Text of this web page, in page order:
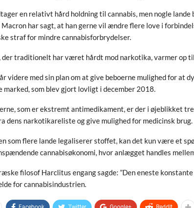
en relativt hård holdning til cannabis, men nogle lande
Macron har sagt, at han gerne vil ændre flere love i
straf for mindre cannabisforbrydelser.
der traditionelt har været hårdt mod narkotika, varmer op
videre med sin plan om at give beboerne mulighed for at
marked, som blev gjort lovligt i december 2018.
som er ekstremt antimedikament, er der i øjeblikket
dens narkotikareliste og give mulighed for medicinsk brug.
som flere lande legaliserer stoffet, kan det kun være et
cannabisøkonomi, hvor anlægget handles
filosof Harclitus engang sagde: ”Den eneste
for cannabisindustrien.